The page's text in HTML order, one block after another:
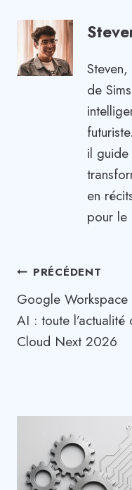
de
il
en
pour le
Navigation
de
l’article
PRÉCÉDENT
Google Workspace
AI : toute l’actualité
Cloud Next 2026